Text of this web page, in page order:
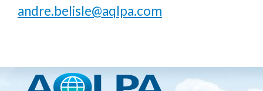
andre.belisle@aqlpa.com